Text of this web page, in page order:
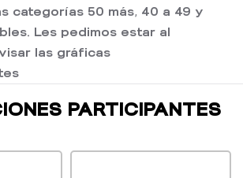
categorías 50 más, 40 a 49 y
Les pedimos estar al
las gráficas
PARTICIPANTES